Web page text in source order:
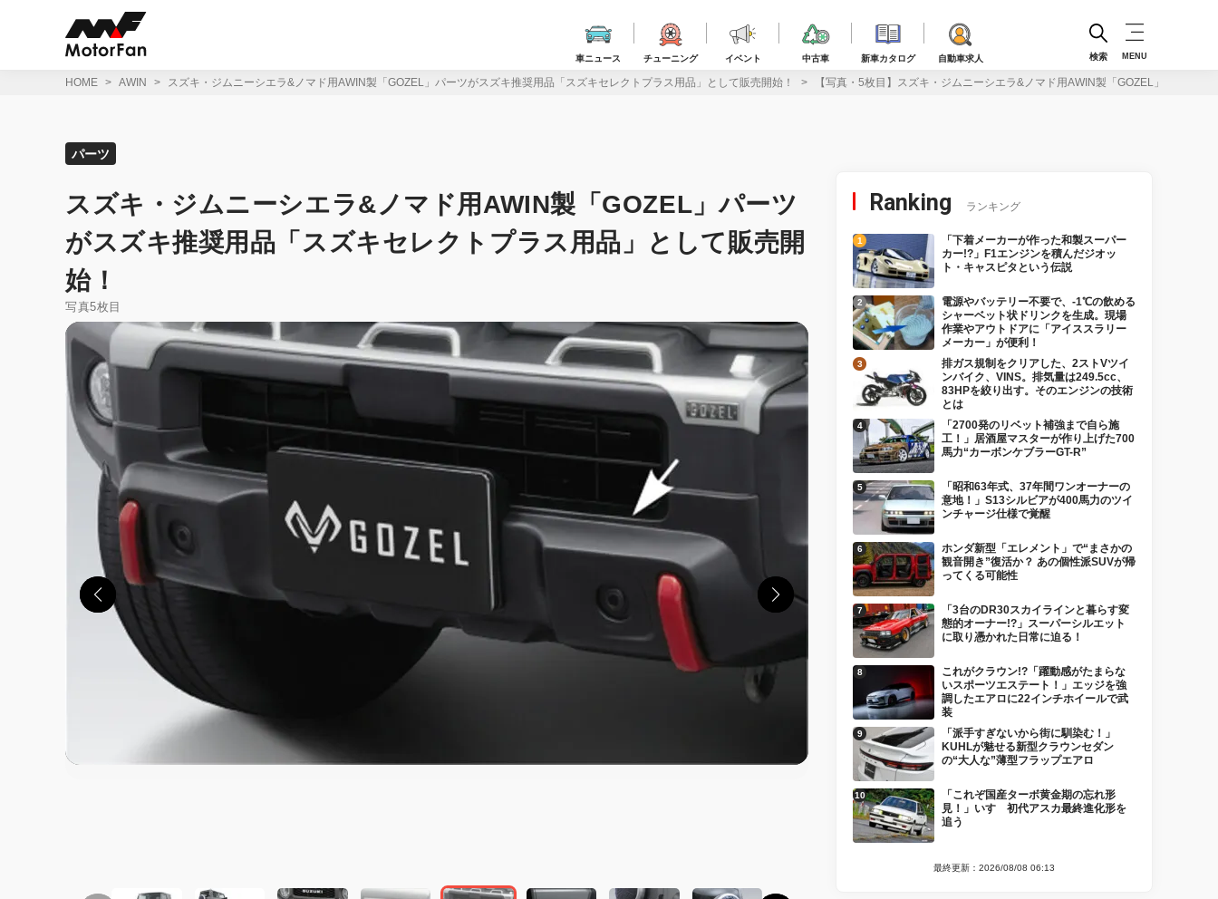
車ニュース チューニング イベント 中古車 新車カタログ 自動車求人 検索 MENU
HOME AWIN スズキ・ジムニーシエラ&ノマド用AWIN製「GOZEL」パーツがスズキ推奨用品「スズキセレクトプラス用品」として販売開始！ 【写真・5枚目】スズキ・ジムニーシエラ&ノマド用AWIN製「GOZEL」パーツ
パーツ
スズキ・ジムニーシエラ&ノマド用AWIN製「GOZEL」パーツ
がスズキ推奨用品「スズキセレクトプラス用品」として販売開
始！
写真5枚目
Ranking ランキング
「下着メーカーが作った和製スーパー
カー!?」F1エンジンを積んだジオッ
ト・キャスピタという伝説
電源やバッテリー不要で、-1℃の飲める
シャーベット状ドリンクを生成。現場
作業やアウトドアに「アイススラリー
メーカー」が便利！
排ガス規制をクリアした、2ストVツイ
ンバイク、VINS。排気量は249.5cc、
83HPを絞り出す。そのエンジンの技術
とは
「2700発のリベット補強まで自ら施
工！」居酒屋マスターが作り上げた700
馬力“カーボンケブラーGT-R”
「昭和63年式、37年間ワンオーナーの
意地！」S13シルビアが400馬力のツイ
ンチャージ仕様で覚醒
ホンダ新型「エレメント」で“まさかの
観音開き”復活か？ あの個性派SUVが帰
ってくる可能性
「3台のDR30スカイラインと暮らす変
態的オーナー!?」スーパーシルエット
に取り憑かれた日常に迫る！
これがクラウン!?「躍動感がたまらな
いスポーツエステート！」エッジを強
調したエアロに22インチホイールで武
装
「派手すぎないから街に馴染む！」
KUHLが魅せる新型クラウンセダン
の“大人な”薄型フラップエアロ
「これぞ国産ターボ黄金期の忘れ形
見！」いすゞ初代アスカ最終進化形を
追う
最終更新：2026/08/08 06:13